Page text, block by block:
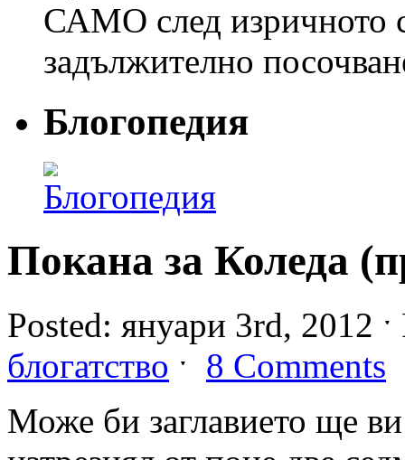
САМО след изричното
задължително
Блогопедия
Покана за Коледа
Posted: януари 3rd, 2012
блогатство ˑ 8 Comments
Може би заглавието ще